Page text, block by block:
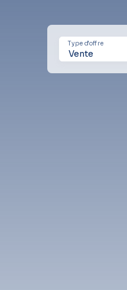
Vente
Type d'offre